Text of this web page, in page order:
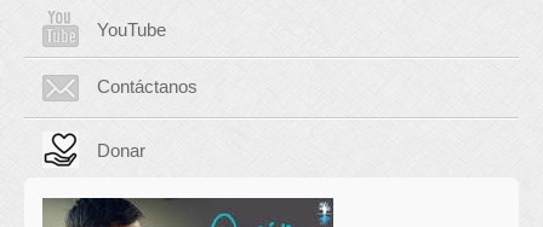
YouTube
Contáctanos
Donar